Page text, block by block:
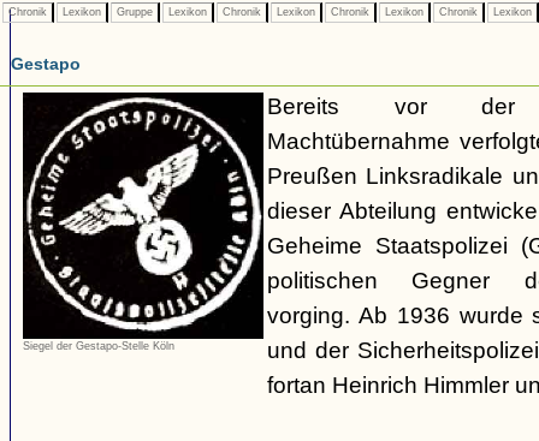
Chronik Lexikon Gruppe Lexikon Chronik Lexikon Chronik Lexikon Chronik Lexikon
Gestapo
Siegel der Gestapo-Stelle Köln
Bereits vor der
Machtübernahme
Preußen Linksradikale
dieser Abteilung
Geheime Staatspolizei
politischen Gegner
vorging. Ab 1936 wurde
und der
fortan Heinrich Himmler